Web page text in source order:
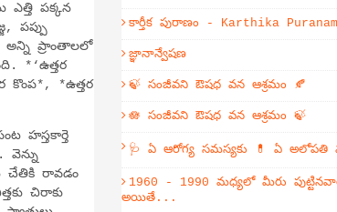
ఎత్తి పక్కన
పప్పు
అన్ని ప్రాంతాలలో
*‘ఉత్తర
కొంప*, *ఉత్తర
హస్తకార్తె
వెన్ను
చేతికి రావడం
చిరాకు
కార్తీక పురాణం - Karthika Puranam
జ్ఞానాన్వేషణ
🍃 సంజీవని ఔషధ వన ఆశ్రమం 🍂
🪷 సంజీవని ఔషధ వన ఆశ్రమం 🍃
🩺 ఏ ఆరోగ్య సమస్యకు 💊 ఏ అలోపతి
1960 - 1990 మధ్యలో మీరు
అయితే...